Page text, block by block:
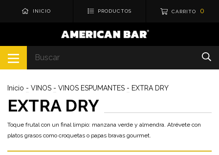
INICIO PRODUCTOS CARRITO 0
Inicio - VINOS - VINOS ESPUMANTES - EXTRA DRY
EXTRA DRY
Toque frutal con un final limpio: manzana verde y almendra. Atrévete con
platos grasos como croquetas o papas bravas gourmet.